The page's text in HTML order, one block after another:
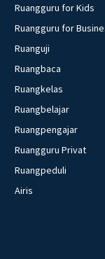
Ruangguru for Kids
Ruangguru for
Ruanguji
Ruangbaca
Ruangkelas
Ruangbelajar
Ruangpengajar
Ruangguru Privat
Ruangpeduli
Airis